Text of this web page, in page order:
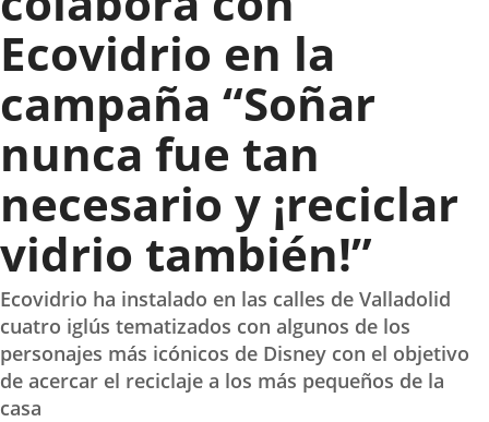
Ecovidrio en la
campaña “Soñar
nunca fue tan
necesario y ¡reciclar
vidrio también!”
Ecovidrio ha instalado en las calles de Valladolid
cuatro iglús tematizados con algunos de los
personajes más icónicos de Disney con el objetivo
de acercar el reciclaje a los más pequeños de la
casa